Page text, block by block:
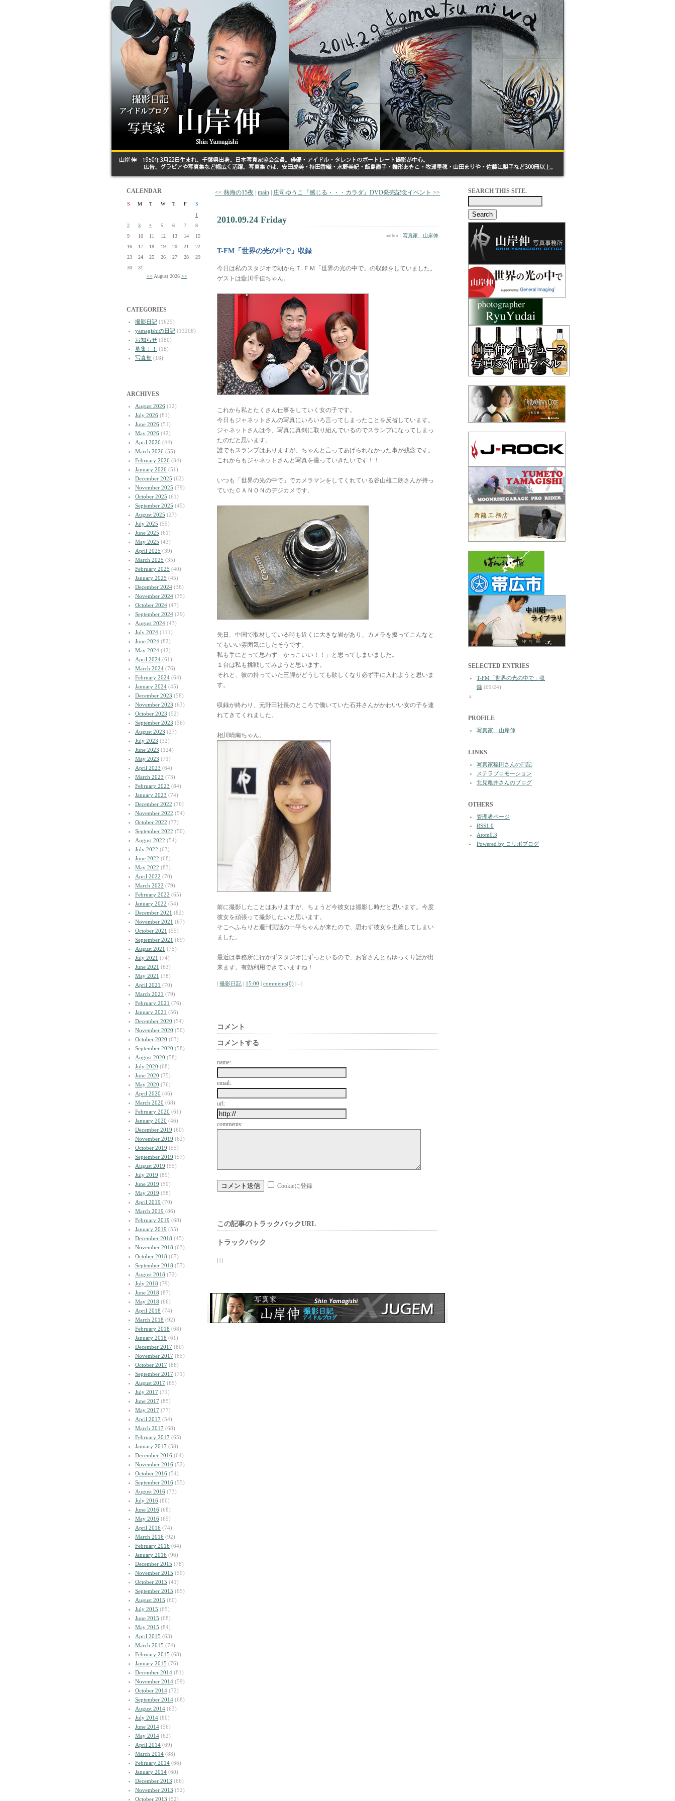
CALENDAR
S M T W T F
S
1
2
3 4 5 6 7
8
9
10 11 12 13 14
15
16
17 18 19 20 21
22
23
24 25 26 27 28
29
30
31
<< August 2026 >>
CATEGORIES
撮影日記 (1625)
yamagishiの日記 (13208)
お知らせ (180)
募集！！
(18)
写真集 (18)
ARCHIVES
August 2026 (12)
July 2026 (81)
June 2026 (51)
May 2026 (42)
April 2026 (44)
March 2026 (55)
February 2026 (34)
January 2026 (51)
December 2025 (62)
November 2025 (79)
October 2025 (61)
September 2025 (45)
August 2025 (27)
July 2025 (55)
June 2025 (61)
May 2025 (43)
April 2025 (39)
March 2025 (35)
February 2025 (40)
January 2025 (45)
December 2024 (36)
November 2024 (35)
October 2024 (47)
September 2024 (29)
August 2024 (43)
July 2024 (111)
June 2024 (82)
May 2024 (42)
April 2024 (61)
March 2024 (76)
February 2024 (64)
January 2024 (45)
December 2023 (58)
November 2023 (63)
October 2023 (52)
September 2023 (56)
August 2023 (27)
July 2023 (32)
June 2023 (124)
May 2023 (71)
April 2023 (64)
March 2023 (73)
February 2023 (84)
January 2023 (74)
December 2022 (76)
November 2022 (54)
October 2022 (77)
September 2022 (50)
August 2022 (54)
July 2022 (63)
June 2022 (68)
May 2022 (83)
April 2022 (70)
March 2022 (79)
February 2022 (65)
January 2022 (54)
December 2021 (82)
November 2021 (67)
October 2021 (55)
September 2021 (69)
August 2021 (75)
July 2021 (74)
June 2021 (63)
May 2021 (78)
April 2021 (70)
March 2021 (79)
February 2021 (76)
January 2021 (56)
December 2020 (54)
November 2020 (50)
October 2020 (63)
September 2020 (58)
August 2020 (58)
July 2020 (68)
June 2020 (75)
May 2020 (76)
April 2020 (46)
March 2020 (68)
February 2020 (61)
January 2020 (46)
December 2019 (60)
November 2019 (62)
October 2019 (55)
September 2019 (57)
August 2019 (55)
July 2019 (89)
June 2019 (59)
May 2019 (58)
April 2019 (70)
March 2019 (86)
February 2019 (68)
January 2019 (55)
December 2018 (45)
November 2018 (63)
October 2018 (67)
September 2018 (57)
August 2018 (72)
July 2018 (79)
June 2018 (87)
May 2018 (66)
April 2018 (74)
March 2018 (92)
February 2018 (68)
January 2018 (61)
December 2017 (80)
November 2017 (65)
October 2017 (86)
September 2017 (71)
August 2017 (65)
July 2017 (71)
June 2017 (85)
May 2017 (77)
April 2017 (54)
March 2017 (68)
February 2017 (65)
January 2017 (58)
December 2016 (64)
November 2016 (52)
October 2016 (54)
September 2016 (55)
August 2016 (73)
July 2016 (80)
June 2016 (68)
May 2016 (65)
April 2016 (74)
March 2016 (92)
February 2016 (64)
January 2016 (96)
December 2015 (78)
November 2015 (59)
October 2015 (41)
September 2015 (65)
August 2015 (60)
July 2015 (65)
June 2015 (68)
May 2015 (84)
April 2015 (63)
March 2015 (74)
February 2015 (68)
January 2015 (76)
December 2014 (81)
November 2014 (59)
October 2014 (72)
September 2014 (68)
August 2014 (63)
July 2014 (80)
June 2014 (56)
May 2014 (62)
April 2014 (69)
March 2014 (88)
February 2014 (66)
January 2014 (60)
December 2013 (66)
November 2013 (52)
October 2013 (52)
<< 熱海の15夜 main 庄司ゆうこ『感じる・・・カラダ』DVD発売記念イベント >>
2010.09.24 Friday
author : 写真家 山岸伸
T-FM「世界の光の中で」収録
今日は私のスタジオで朝からＴ-ＦＭ「世界の光の中で」の収録をしていました。
ゲストは藍川千佳ちゃん。
これから私とたくさん仕事をしていく女の子です。
今日もジャネットさんの写真にいろいろ言ってしまったことを反省しています。
ジャネットさんは今、写真に真剣に取り組んでいるのでスランプになってしまっ
たのだと思います。
誰でもスランプはありますが、ちゃんと言ってあげられなかった事が残念です。
これからもジャネットさんと写真を撮っていきたいです！！
いつも「世界の光の中で」でカメラマンをしてくれている谷山雄二朗さんが持っ
ていたＣＡＮＯＮのデジカメです。
先日、中国で取材している時も近くに大きな岩があり、カメラを擦ってこんなと
てもいい雰囲気にしたそうです。
私も手にとって思わず「かっこいい！！」と思ってしまいました。
１台は私も挑戦してみようと思います。
それと、彼の持っていた三脚がどうしても欲しくなり必ず手に入れようと思いま
す。
収録が終わり、元野田社長のところで働いていた石井さんがかわいい女の子を連
れてきてくれました。
相川晴南ちゃん。
前に撮影したことはありますが、ちょうど今彼女は撮影し時だと思います。今度
彼女を頑張って撮影したいと思います。
そこへふらりと週刊実話の一平ちゃんが来たので、思わず彼女を推薦してしまい
ました。
最近は事務所に行かずスタジオにずっといるので、お客さんともゆっくり話が出
来ます。有効利用できていますね！
| 撮影日記 | 15:00 | comments(0) | - |
コメント
コメントする
name:
email:
url:
comments:
Cookieに登録
この記事のトラックバックURL
トラックバック
| | |
SEARCH THIS SITE.
SELECTED ENTRIES
T-FM「世界の光の中で」収
録 (09/24)
a
PROFILE
写真家 山岸伸
LINKS
写真家稲田さんの日記
ステラプロモーション
北見亀井さんのブログ
OTHERS
管理者ページ
RSS1.0
Atom0.3
Powered by ロリポブログ